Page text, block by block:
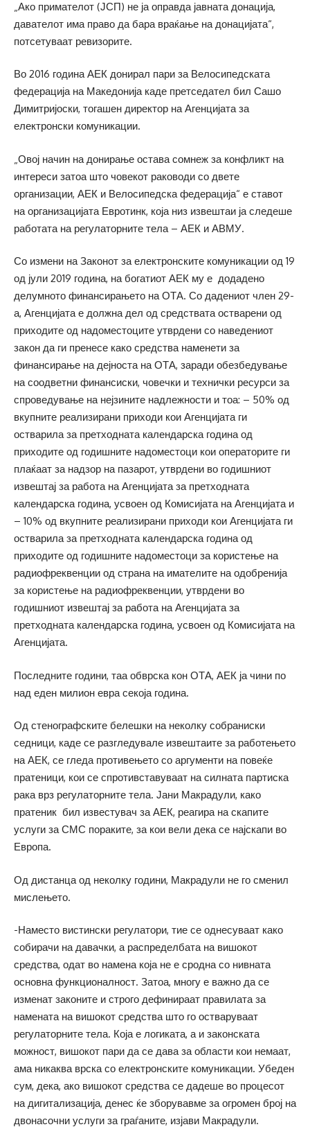
„Ако примателот (ЈСП) не ја оправда јавната донација,
давателот има право да бара враќање на донацијата“,
потсетуваат ревизорите.
Во 2016 година АЕК донирал пари за Велосипедската
федерација на Македонија каде претседател бил Сашо
Димитријоски, тогашен директор на Агенцијата за
електронски комуникации.
„Овој начин на донирање остава сомнеж за конфликт на
интереси затоа што човекот раководи со двете
организации, АЕК и Велосипедска федерација“ е ставот
на организацијата Евротинк, која низ извештаи ја следеше
работата на регулаторните тела – АЕК и АВМУ.
Со измени на Законот за електронските комуникации од 19
од јули 2019 година, на богатиот АЕК му е додадено
делумното финансирањето на ОТА. Со дадениот член 29-
а, Агенцијата е должна дел од средствата остварени од
приходите од надоместоците утврдени со наведениот
закон да ги пренесе како средства наменети за
финансирање на дејноста на ОТА, заради обезбедување
на соодветни финансиски, човечки и технички ресурси за
спроведување на нејзините надлежности и тоа: – 50% од
вкупните реализирани приходи кои Агенцијата ги
остварила за претходната календарска година од
приходите од годишните надоместоци кои операторите ги
плаќаат за надзор на пазарот, утврдени во годишниот
извештај за работа на Агенцијата за претходната
календарска година, усвоен од Комисијата на Агенцијата и
– 10% од вкупните реализирани приходи кои Агенцијата ги
остварила за претходната календарска година од
приходите од годишните надоместоци за користење на
радиофреквенции од страна на имателите на одобренија
за користење на радиофреквенции, утврдени во
годишниот извештај за работа на Агенцијата за
претходната календарска година, усвоен од Комисијата на
Агенцијата.
Последните години, таа обврска кон ОТА, АЕК ја чини по
над еден милион евра секоја година.
Од стенографските белешки на неколку собраниски
седници, каде се разгледувале извештаите за работењето
на АЕК, се гледа противењето со аргументи на повеќе
пратеници, кои се спротивставуваат на силната партиска
рака врз регулаторните тела. Јани Макрадули, како
пратеник бил известувач за АЕК, реагира на скапите
услуги за СМС пораките, за кои вели дека се најскапи во
Европа.
Од дистанца од неколку години, Макрадули не го сменил
мислењето.
-Наместо вистински регулатори, тие се однесуваат како
собирачи на давачки, а распределбата на вишокот
средства, одат во намена која не е сродна со нивната
основна функционалност. Затоа, многу е важно да се
изменат законите и строго дефинираат правилата за
намената на вишокот средства што го остваруваат
регулаторните тела. Која е логиката, а и законската
можност, вишокот пари да се дава за области кои немаат,
ама никаква врска со електронските комуникации. Убеден
сум, дека, ако вишокот средства се дадеше во процесот
на дигитализација, денес ќе зборувавме за огромен број на
двонасочни услуги за граѓаните, изјави Макрадули.